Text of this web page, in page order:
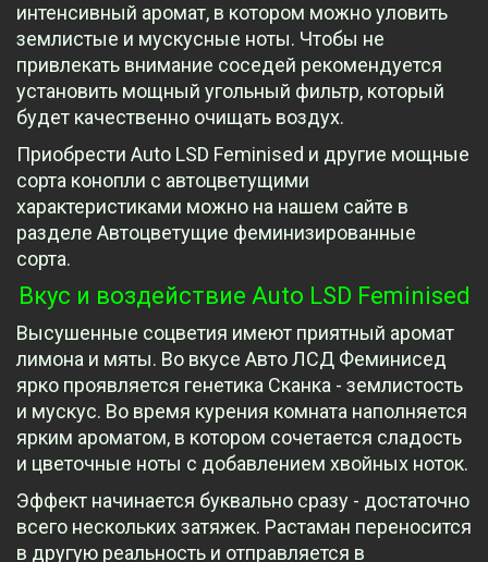
интенсивный аромат, в котором можно уловить
землистые и мускусные ноты. Чтобы не
привлекать внимание соседей рекомендуется
установить мощный угольный фильтр, который
будет качественно очищать воздух.
Приобрести Auto LSD Feminised и другие мощные
сорта конопли с автоцветущими
характеристиками можно на нашем сайте в
разделе Автоцветущие феминизированные
сорта.
Вкус и воздействие Auto LSD Feminised
Высушенные соцветия имеют приятный аромат
лимона и мяты. Во вкусе Авто ЛСД Феминисед
ярко проявляется генетика Сканка - землистость
и мускус. Во время курения комната наполняется
ярким ароматом, в котором сочетается сладость
и цветочные ноты с добавлением хвойных ноток.
Эффект начинается буквально сразу - достаточно
всего нескольких затяжек. Растаман переносится
в другую реальность и отправляется в